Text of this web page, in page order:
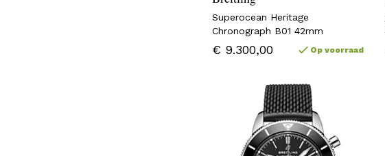
Superocean Heritage
Chronograph B01 42mm
€ 9.300,00 Op voorraad